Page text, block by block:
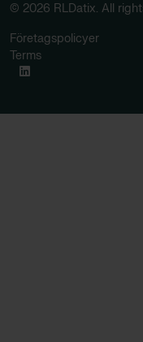
© 2026 RLDatix. All
Företagspolicyer
Terms